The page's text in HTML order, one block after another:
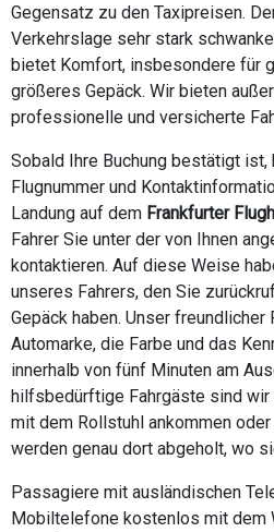
Gegensatz zu den Taxipreisen.
Verkehrslage sehr stark
bietet Komfort, insbesondere für
größeres Gepäck. Wir bieten
professionelle und versicherte
Sobald Ihre Buchung bestätigt
Flugnummer und
Landung auf dem Frankfurter
Fahrer Sie unter der von Ihnen
kontaktieren. Auf diese Weise
unseres Fahrers, den Sie
Gepäck haben. Unser freundlicher
Automarke, die Farbe und das
innerhalb von fünf Minuten am
hilfsbedürftige Fahrgäste sind wir
mit dem Rollstuhl ankommen
werden genau dort abgeholt, wo
Passagiere mit ausländischen
Mobiltelefone kostenlos mit dem